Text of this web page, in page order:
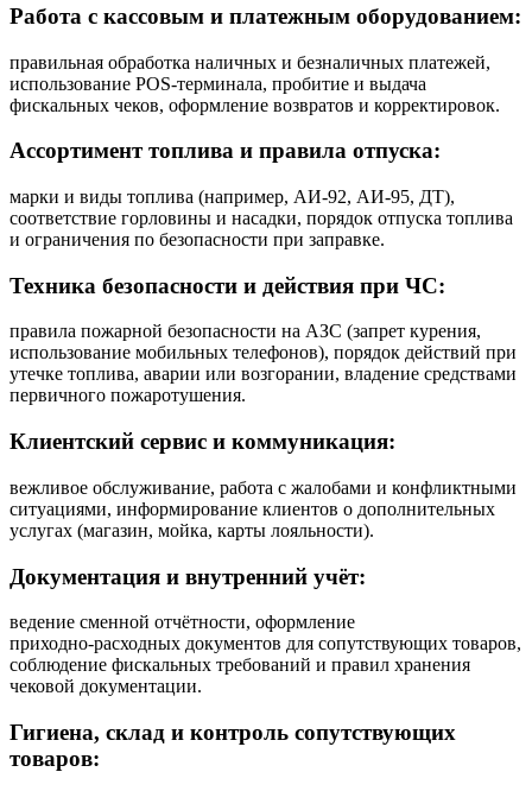
Работа с кассовым и платежным оборудованием:
правильная обработка наличных и безналичных платежей,
использование POS-терминала, пробитие и выдача
фискальных чеков, оформление возвратов и корректировок.
Ассортимент топлива и правила отпуска:
марки и виды топлива (например, АИ‑92, АИ‑95, ДТ),
соответствие горловины и насадки, порядок отпуска топлива
и ограничения по безопасности при заправке.
Техника безопасности и действия при ЧС:
правила пожарной безопасности на АЗС (запрет курения,
использование мобильных телефонов), порядок действий при
утечке топлива, аварии или возгорании, владение средствами
первичного пожаротушения.
Клиентский сервис и коммуникация:
вежливое обслуживание, работа с жалобами и конфликтными
ситуациями, информирование клиентов о дополнительных
услугах (магазин, мойка, карты лояльности).
Документация и внутренний учёт:
ведение сменной отчётности, оформление
приходно‑расходных документов для сопутствующих товаров,
соблюдение фискальных требований и правил хранения
чековой документации.
Гигиена, склад и контроль сопутствующих
товаров: